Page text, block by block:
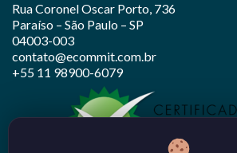
Rua Coronel Oscar Porto, 736
Paraíso – São Paulo – SP
04003-003
contato@ecommit.com.br
+55 11 98900-6079